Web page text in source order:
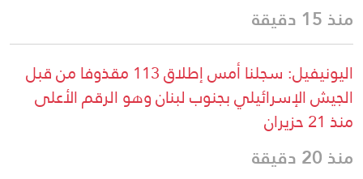
منذ 15 دقيقة
اليونيفيل: سجلنا أمس إطلاق 113 مقذوفا من قبل
الجيش الإسرائيلي بجنوب لبنان وهو الرقم الأعلى
منذ 21 حزيران
منذ 20 دقيقة